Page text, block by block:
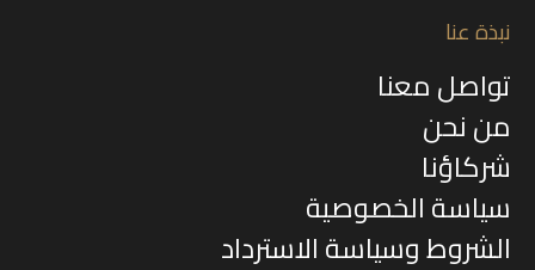
نبذة عنا
تواصل معنا
من نحن
شركاؤنا
سياسة الخصوصية
الشروط وسياسة الاسترداد